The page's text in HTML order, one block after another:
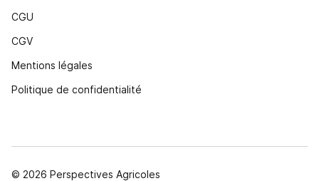
CGU
CGV
Mentions légales
Politique de confidentialité
© 2026 Perspectives Agricoles